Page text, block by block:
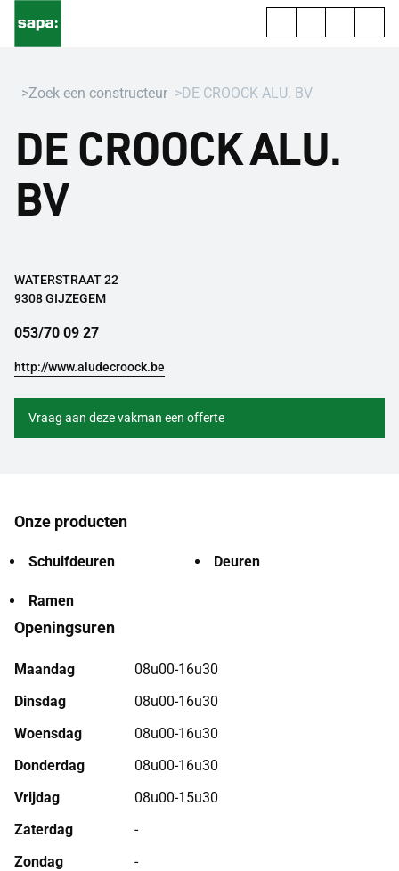
Zoek een constructeur DE CROOCK ALU. BV
DE CROOCK ALU.
BV
WATERSTRAAT 22
9308 GIJZEGEM
053/70 09 27
http://www.aludecroock.be
Vraag aan deze vakman een offerte
Onze producten
Schuifdeuren Deuren
Ramen
Openingsuren
Maandag
08u00-16u30
Dinsdag
08u00-16u30
Woensdag
08u00-16u30
Donderdag
08u00-16u30
Vrijdag
08u00-15u30
Zaterdag
-
Zondag
-